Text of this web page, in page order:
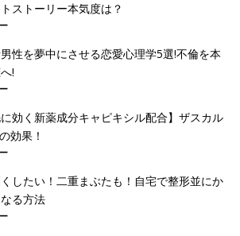
ストーリー本気度は？
性を夢中にさせる恋愛心理学5選!不倫を本
!
に効く新薬成分キャピキシル配合】ザスカル
効果！
したい！二重まぶたも！自宅で整形並にか
る方法